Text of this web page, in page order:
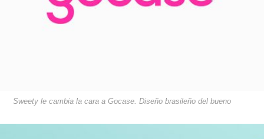
Sweety le cambia la cara a Gocase. Diseño brasileño del bueno